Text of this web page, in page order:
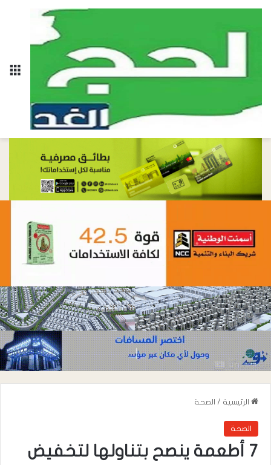
الرئيسية / الصحة
الصحة
7 أطعمة ينصح بتناولها لتخفيض